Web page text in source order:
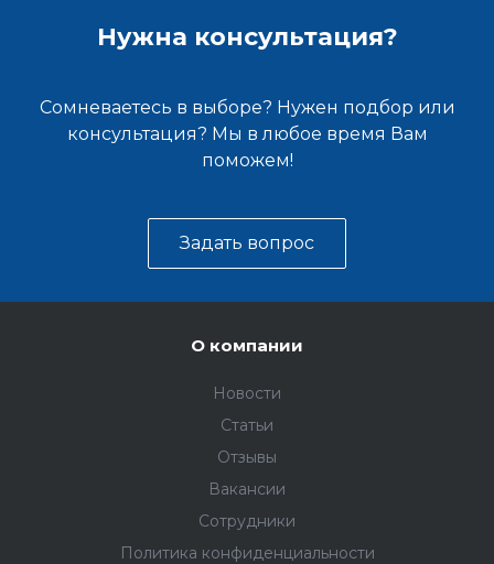
Нужна консультация?
Сомневаетесь в выборе? Нужен подбор или
консультация? Мы в любое время Вам
поможем!
Задать вопрос
О компании
Новости
Статьи
Отзывы
Вакансии
Сотрудники
Политика конфиденциальности